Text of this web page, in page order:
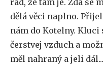
rád, že tam je. Zdá se
dělá věci naplno.
nám do Kotelny.
čerstvej vzduch a
měl nahraný a jeli